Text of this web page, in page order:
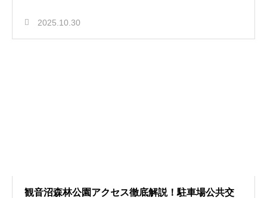
2025.10.30
観音沼森林公園アクセス徹底解説！駐車場公共交